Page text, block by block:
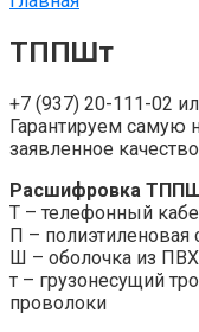
ТППШт
+7 (937) 20-111-02
Гарантируем самую
заявленное
Расшифровка
Т – телефонный
П –
Ш – оболочка из ПВХ
т – грузонесущий
проволоки